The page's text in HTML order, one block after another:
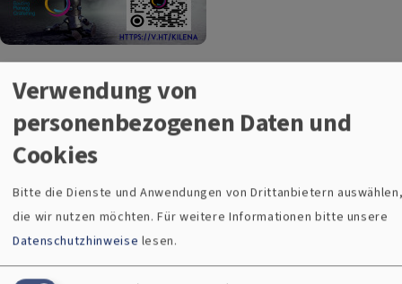
Erfinder, Entdecker, Weltenbummler aufgepasst!
Ihr habt Lust auf einen spannenden Nachmittag voller
Abenteuer?
Dann seid ihr hier genau richtig!
Bei derKinder-Lese-Nacht
Jahr wollen wir mit dir ins Reich Abenteuer eintauchen.
Verwendung von
personenbezogenen Daten und
Cookies
Bitte die Dienste und Anwendungen von Drittanbietern
die wir nutzen möchten.Für weitere Informationen bitte unsere
Datenschutzhinweise lesen.